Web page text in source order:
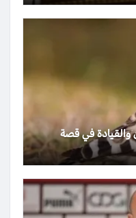
والقيادة في قصة